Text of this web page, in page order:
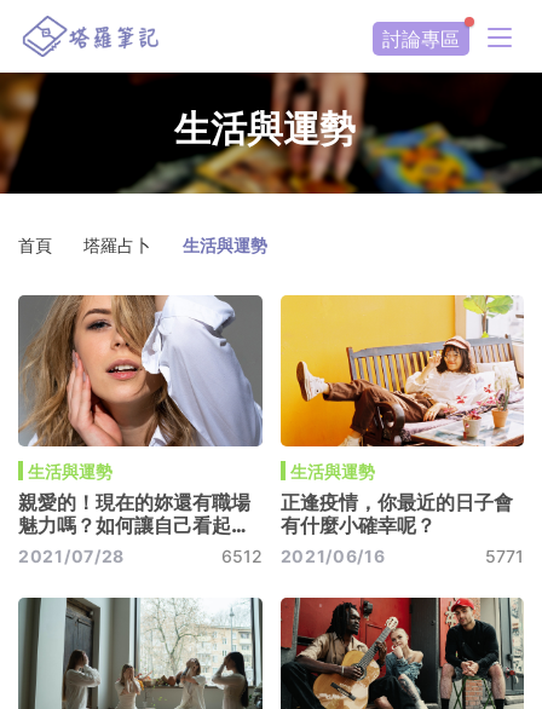
討論專區
生活與運勢
首頁 塔羅占卜 生活與運勢
生活與運勢
親愛的！現在的妳還有職場
魅力嗎？如何讓自己看起來
更迷人呢？
2021/07/28 6512
生活與運勢
正逢疫情，你最近的日子會
有什麼小確幸呢？
2021/06/16 5771